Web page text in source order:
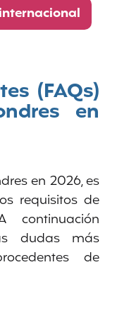
(FAQs)
en
en 2026, es
requisitos de
dudas más
de